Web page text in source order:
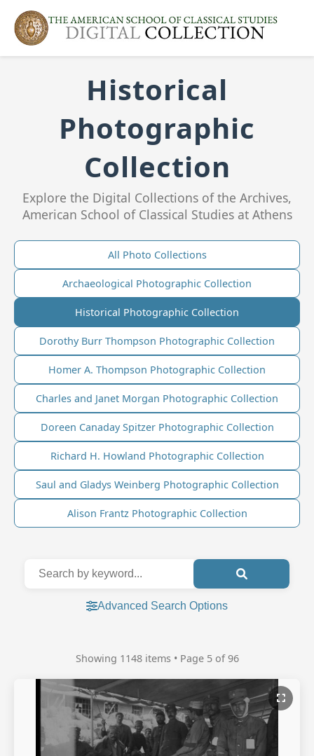
Historical
Photographic
Collection
Explore the Digital Collections of the Archives,
American School of Classical Studies at Athens
All Photo Collections
Archaeological Photographic Collection
Historical Photographic Collection
Dorothy Burr Thompson Photographic Collection
Homer A. Thompson Photographic Collection
Charles and Janet Morgan Photographic Collection
Doreen Canaday Spitzer Photographic Collection
Richard H. Howland Photographic Collection
Saul and Gladys Weinberg Photographic Collection
Alison Frantz Photographic Collection
Advanced Search Options
Showing 1148 items • Page 5 of 96